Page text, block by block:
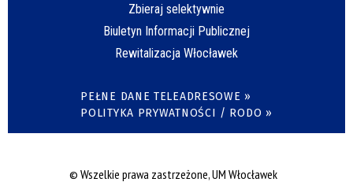
Zbieraj selektywnie
Biuletyn Informacji Publicznej
Rewitalizacja Włocławek
PEŁNE DANE TELEADRESOWE »
POLITYKA PRYWATNOŚCI / RODO »
© Wszelkie prawa zastrzeżone, UM Włocławek